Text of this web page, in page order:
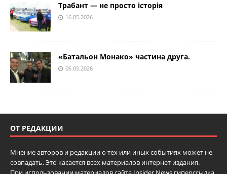
Трабант — не просто історія
16.05.2026
«Батальон Монако» частина друга.
06.05.2026
ОТ РЕДАКЦИИ
Мнение авторов и редакции о тех или иных событиях может не
совпадать. Это касается всех материалов интернет издания.